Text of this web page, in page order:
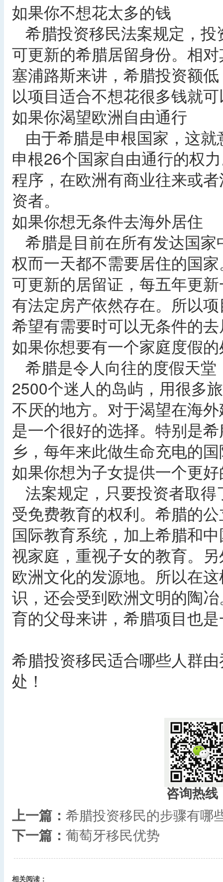
如果你不想花太多的钱
希腊投资移民法案规定，
可更新的希腊居留身份。相
塞浦路斯来讲，希腊投资额
以项目适合不想花很多钱就
如果你渴望欧洲自由通行
由于希腊是申根国家，这
申根26个国家自由通行的权
程序，在欧洲有商业往来或
资者。
如果你想无条件去海外居住
希腊是目前在所有发达国
权而一天都不需要居住的国
可更新的居留证，每五年更
有法定房产依然存在。所以
希望有需要时可以无条件的
如果你想要有一个家庭度假
希腊是令人向往的度假天
2500个迷人的岛屿，用很多
不厌的地方。对于渴望在海
是一个很好的选择。特别是
乡，每年来此做生命充电的
如果你想为子女提供一个更
法案规定，只要投资者取
受免费教育的权利。希腊的
国际教育系统，加上希腊和
视家庭，重视子女的教育。
欧洲文化的发源地。所以在
识，还会受到欧洲文明的陶
育的父母来讲，希腊项目也
希腊投资移民适合哪些人群
处！
咨询热线
上一篇： 希腊投资移民的步骤有哪
下一篇： 葡萄牙移民优势
相关阅读：